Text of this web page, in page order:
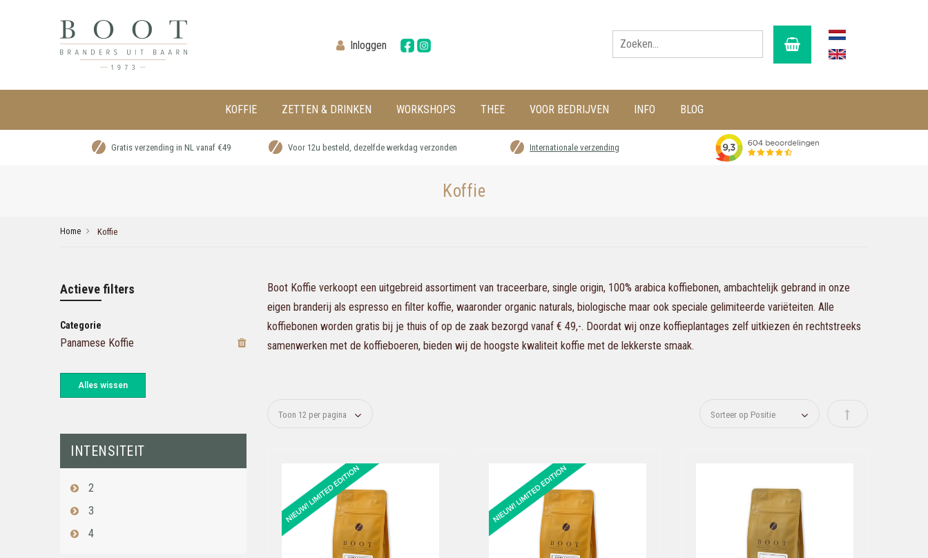
Inloggen
KOFFIE ZETTEN & DRINKEN WORKSHOPS THEE VOOR BEDRIJVEN INFO BLOG
Gratis verzending in NL vanaf €49 Voor 12u besteld, dezelfde werkdag verzonden Internationale verzending
Koffie
Home Koffie
Boot Koffie verkoopt een uitgebreid assortiment van traceerbare, single origin, 100% arabica koffiebonen, ambachtelijk gebrand in onze
eigen branderij als espresso en filter koffie, waaronder organic naturals, biologische maar ook speciale gelimiteerde variëteiten. Alle
koffiebonen worden gratis bij je thuis of op de zaak bezorgd vanaf € 49,-. Doordat wij onze koffieplantages zelf uitkiezen én rechtstreeks
samenwerken met de koffieboeren, bieden wij de hoogste kwaliteit koffie met de lekkerste smaak.
Van hoog naar
Actieve filters
Categorie
Panamese Koffie
Alles wissen
INTENSITEIT
2
3
4